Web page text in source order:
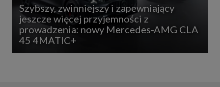
Szybszy, zwinniejszy i zapewniający
jeszcze więcej przyjemności z
prowadzenia: nowy Mercedes-AMG CLA
45 4MATIC+